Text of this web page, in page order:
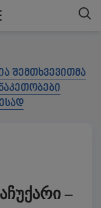
შემთხვევითმა
–